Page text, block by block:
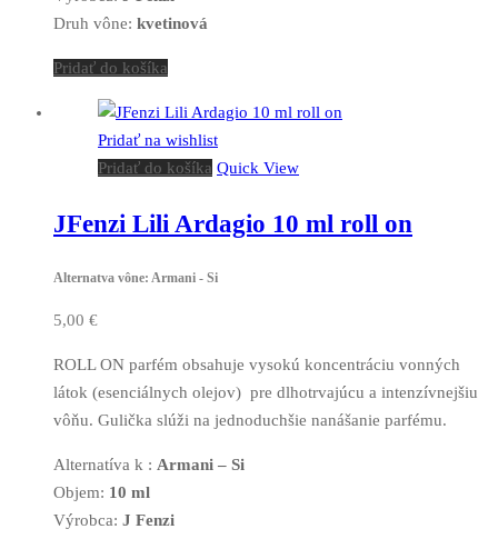
Druh vône: kvetinová
Pridať do košíka
Pridať na wishlist
Pridať do košíka Quick View
JFenzi Lili Ardagio 10 ml roll on
Alternatva vône: Armani - Si
5,00 €
ROLL ON parfém obsahuje vysokú koncentráciu vonných
látok (esenciálnych olejov) pre dlhotrvajúcu a intenzívnejšiu
vôňu. Gulička slúži na jednoduchšie nanášanie parfému.
Alternatíva k : Armani – Si
Objem: 10 ml
Výrobca: J Fenzi